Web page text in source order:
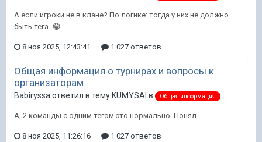
А если игроки не в клане? По логике: тогда у них не должно
быть тега. 😂
8 ноя 2025, 12:43:41 1 027 ответов
Общая информация о турнирах и вопросы к
организаторам
Babiryssa ответил в тему KUMYSAI в Общая информация
А, 2 команды с одним тегом это нормально. Понял .
8 ноя 2025, 11:26:16 1 027 ответов